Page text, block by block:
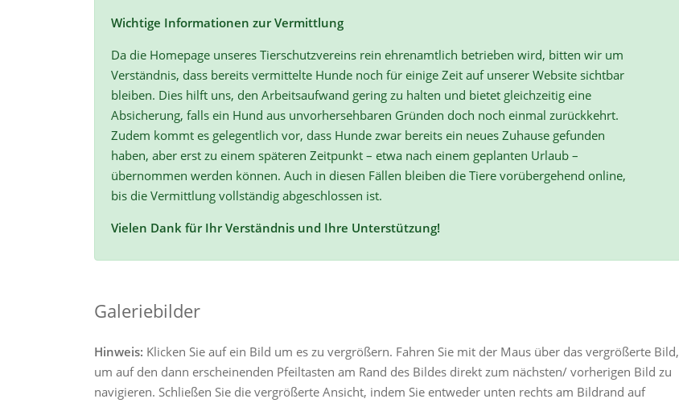
Wichtige Informationen zur Vermittlung
Da die Homepage unseres Tierschutzvereins rein ehrenamtlich betrieben wird, bitten wir um
Verständnis, dass bereits vermittelte Hunde noch für einige Zeit auf unserer Website sichtbar
bleiben. Dies hilft uns, den Arbeitsaufwand gering zu halten und bietet gleichzeitig eine
Absicherung, falls ein Hund aus unvorhersehbaren Gründen doch noch einmal zurückkehrt.
Zudem kommt es gelegentlich vor, dass Hunde zwar bereits ein neues Zuhause gefunden
haben, aber erst zu einem späteren Zeitpunkt – etwa nach einem geplanten Urlaub –
übernommen werden können. Auch in diesen Fällen bleiben die Tiere vorübergehend online,
bis die Vermittlung vollständig abgeschlossen ist.
Vielen Dank für Ihr Verständnis und Ihre Unterstützung!
Galeriebilder
Hinweis: Klicken Sie auf ein Bild um es zu vergrößern. Fahren Sie mit der Maus über das vergrößerte Bild,
um auf den dann erscheinenden Pfeiltasten am Rand des Bildes direkt zum nächsten/ vorherigen Bild zu
navigieren. Schließen Sie die vergrößerte Ansicht, indem Sie entweder unten rechts am Bildrand auf